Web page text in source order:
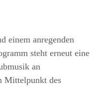
einem anregenden
steht erneut eine
an
Mittelpunkt des